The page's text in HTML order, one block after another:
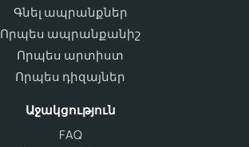
Գնել ապրանքներ
Որպես ապրանքանիշ
Որպես արտիստ
Որպես դիզայներ
Աջակցություն
FAQ